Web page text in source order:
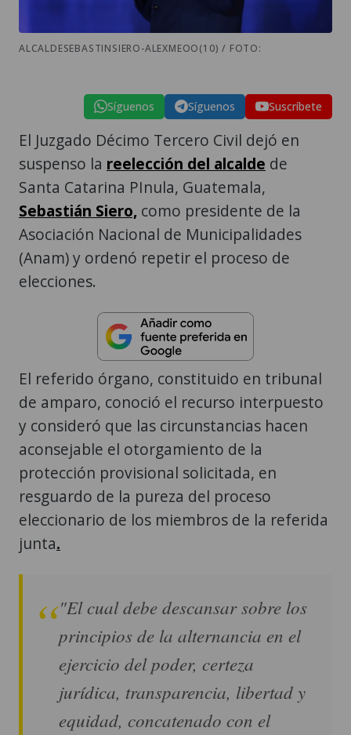
ALCALDESEBASTINSIERO-ALEXMEOO(10) / FOTO:
Síguenos Síguenos Suscríbete
El Juzgado Décimo Tercero Civil dejó en
suspenso la reelección del alcalde de
Santa Catarina PInula, Guatemala,
Sebastián Siero, como presidente de la
Asociación Nacional de Municipalidades
(Anam) y ordenó repetir el proceso de
elecciones.
El referido órgano, constituido en tribunal
de amparo, conoció el recurso interpuesto
y consideró que las circunstancias hacen
aconsejable el otorgamiento de la
protección provisional solicitada, en
resguardo de la pureza del proceso
eleccionario de los miembros de la referida
junta.
"El cual debe descansar sobre los
principios de la alternancia en el
ejercicio del poder, certeza
jurídica, transparencia, libertad y
equidad, concatenado con el